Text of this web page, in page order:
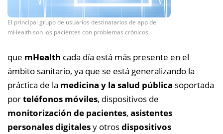
El principal grupo de usuarios destinatarios de app de
mHealth son los pacientes con problemas crónicos
que mHealth cada día está más presente en el
ámbito sanitario, ya que se está generalizando la
práctica de la medicina y la salud pública soportada
porteléfonos móviles, dispositivos de
monitorización de pacientes, asistentes
personales digitalesy otrosdispositivos